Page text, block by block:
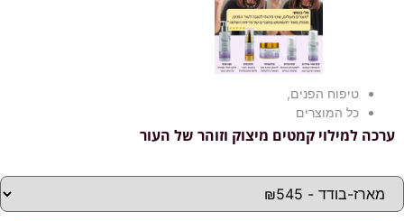
טיפוח הפנים,
כל המוצרים
ערכה למילוי קמטים מיצוק וזוהר של העור